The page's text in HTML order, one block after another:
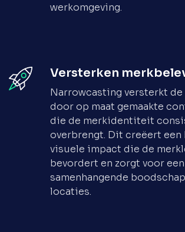
werkomgeving.
Versterken
Narrowcasting versterkt de
door op maat gemaakte
die de merkidentiteit
overbrengt. Dit creëert een
visuele impact die de
bevordert en zorgt voor een
samenhangende
locaties.